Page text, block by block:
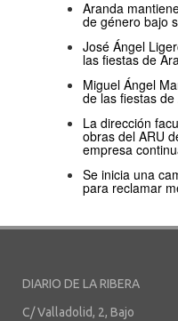
Aranda
de género bajo
José Ángel
las fiestas de
Miguel Ángel
de las fiestas
La dirección
obras del ARU
empresa
Se inicia una
para reclamar
DIARIO DE LA RIBERA
C/ Valladolid, 2, Bajo